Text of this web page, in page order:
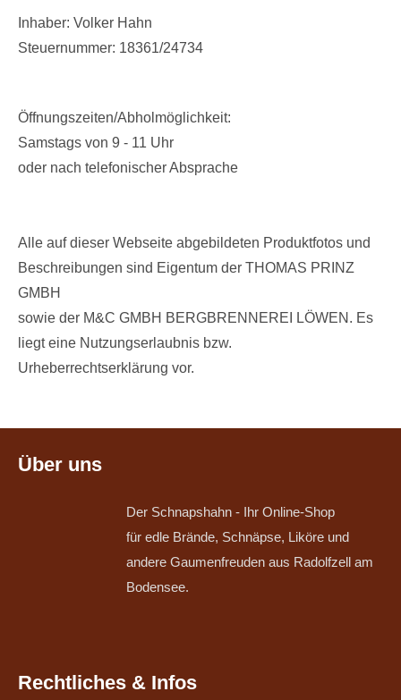
Inhaber: Volker Hahn
Steuernummer: 18361/24734
Öffnungszeiten/Abholmöglichkeit:
Samstags von 9 - 11 Uhr
oder nach telefonischer Absprache
Alle auf dieser Webseite abgebildeten Produktfotos und
Beschreibungen sind Eigentum der THOMAS PRINZ
GMBH
sowie der M&C GMBH BERGBRENNEREI LÖWEN. Es
liegt eine Nutzungserlaubnis bzw.
Urheberrechtserklärung vor.
Über uns
Der Schnapshahn - Ihr Online-Shop
für edle Brände, Schnäpse, Liköre und
andere Gaumenfreuden aus Radolfzell am
Bodensee.
Rechtliches & Infos